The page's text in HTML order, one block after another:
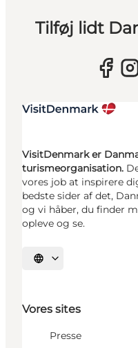
Tilføj lidt
VisitDenmark er
turismeorganisation.
vores job at inspirere
bedste sider af det,
og vi håber, du finder
opleve og se.
Vælg sprog
Vores sites
Presse